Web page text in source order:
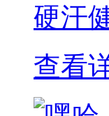
硬汗
查看